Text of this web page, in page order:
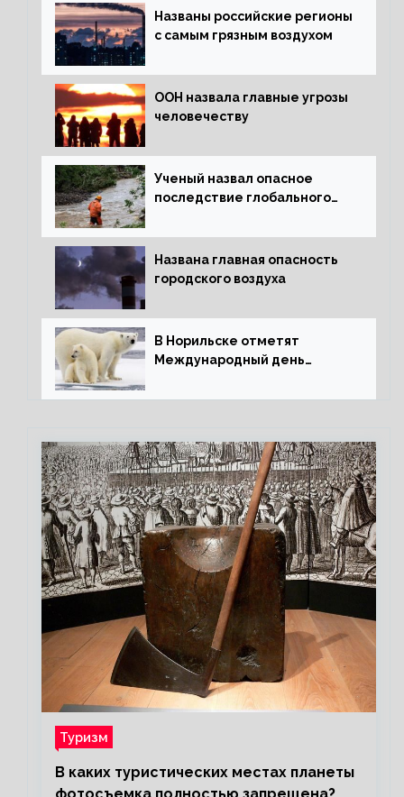
Названы российские регионы
с самым грязным воздухом
ООН назвала главные угрозы
человечеству
Ученый назвал опасное
последствие глобального
Названа главная опасность
городского воздуха
В Норильске отметят
Международный день
Туризм
В каких туристических местах планеты